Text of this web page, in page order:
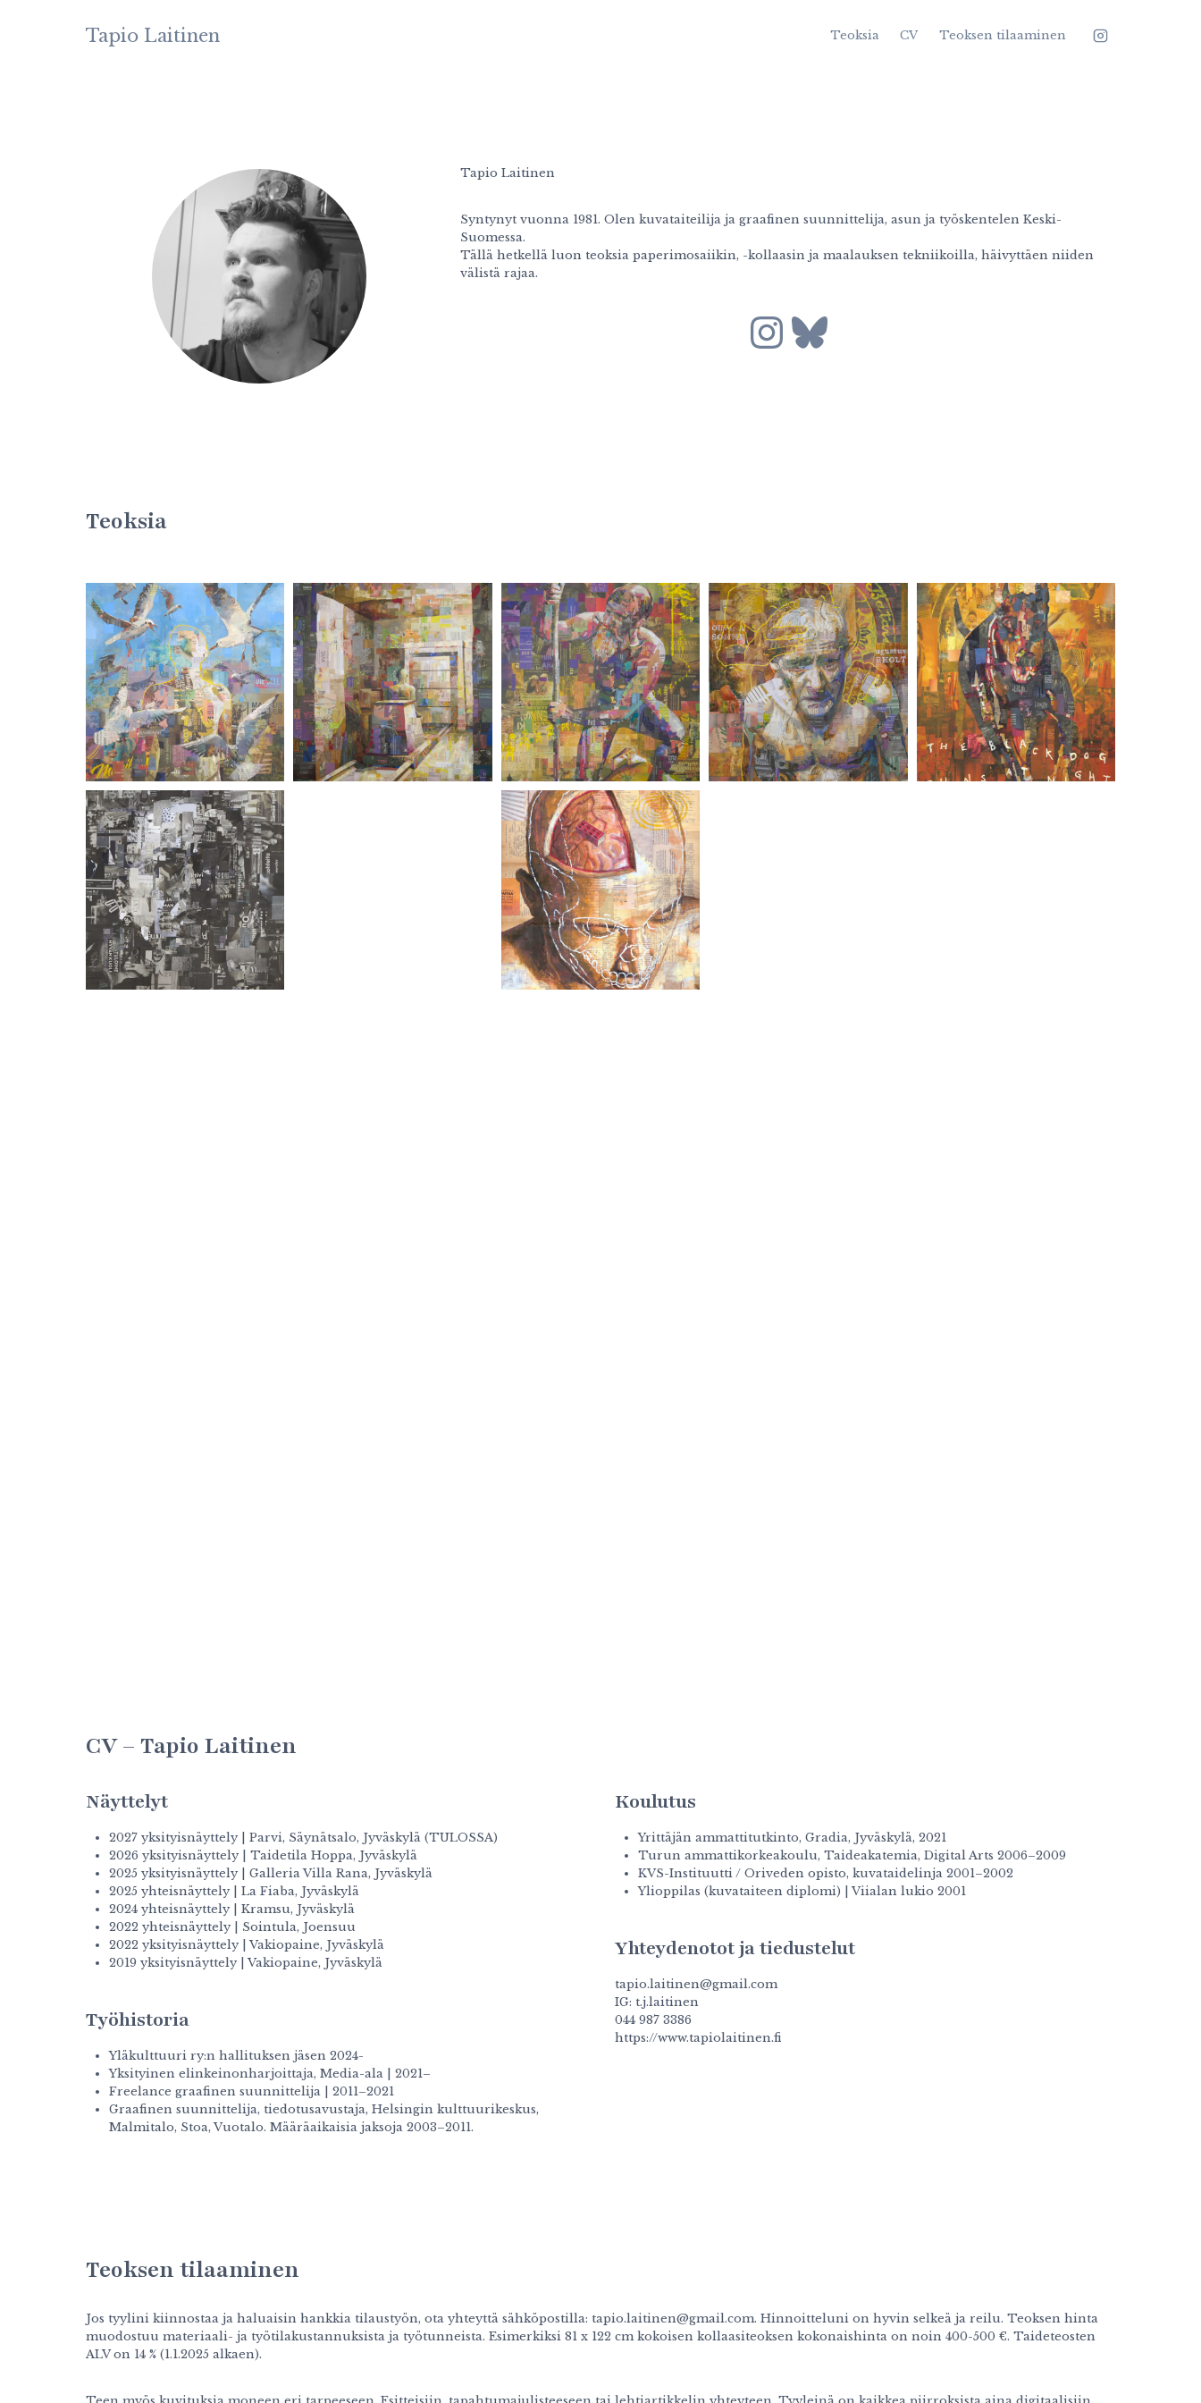
Tapio Laitinen Teoksia CV Teoksen tilaaminen
Tapio Laitinen
Syntynyt vuonna 1981. Olen kuvataiteilija ja graafinen suunnittelija, asun ja työskentelen Keski-
Suomessa.
Tällä hetkellä luon teoksia paperimosaiikin, -kollaasin ja maalauksen tekniikoilla, häivyttäen niiden
välistä rajaa.
InstagramBluesky
Teoksia
CV – Tapio Laitinen
Näyttelyt
2027 yksityisnäyttely | Parvi, Säynätsalo, Jyväskylä (TULOSSA)
2026 yksityisnäyttely | Taidetila Hoppa, Jyväskylä
2025 yksityisnäyttely | Galleria Villa Rana, Jyväskylä
2025 yhteisnäyttely | La Fiaba, Jyväskylä
2024 yhteisnäyttely | Kramsu, Jyväskylä
2022 yhteisnäyttely | Sointula, Joensuu
2022 yksityisnäyttely | Vakiopaine, Jyväskylä
2019 yksityisnäyttely | Vakiopaine, Jyväskylä
Työhistoria
Yläkulttuuri ry:n hallituksen jäsen 2024-
Yksityinen elinkeinonharjoittaja, Media-ala | 2021–
Freelance graafinen suunnittelija | 2011–2021
Graafinen suunnittelija, tiedotusavustaja, Helsingin kulttuurikeskus,
Malmitalo, Stoa, Vuotalo. Määräaikaisia jaksoja 2003–2011.
Koulutus
Yrittäjän ammattitutkinto, Gradia, Jyväskylä, 2021
Turun ammattikorkeakoulu, Taideakatemia, Digital Arts 2006–2009
KVS-Instituutti / Oriveden opisto, kuvataidelinja 2001–2002
Ylioppilas (kuvataiteen diplomi) | Viialan lukio 2001
Yhteydenotot ja tiedustelut
tapio.laitinen@gmail.com
IG: t.j.laitinen
044 987 3386
https://www.tapiolaitinen.fi
Teoksen tilaaminen
Jos tyylini kiinnostaa ja haluaisin hankkia tilaustyön, ota yhteyttä sähköpostilla: tapio.laitinen@gmail.com. Hinnoitteluni on hyvin selkeä ja reilu. Teoksen hinta
muodostuu materiaali- ja työtilakustannuksista ja työtunneista. Esimerkiksi 81 x 122 cm kokoisen kollaasiteoksen kokonaishinta on noin 400-500 €. Taideteosten
ALV on 14 % (1.1.2025 alkaen).